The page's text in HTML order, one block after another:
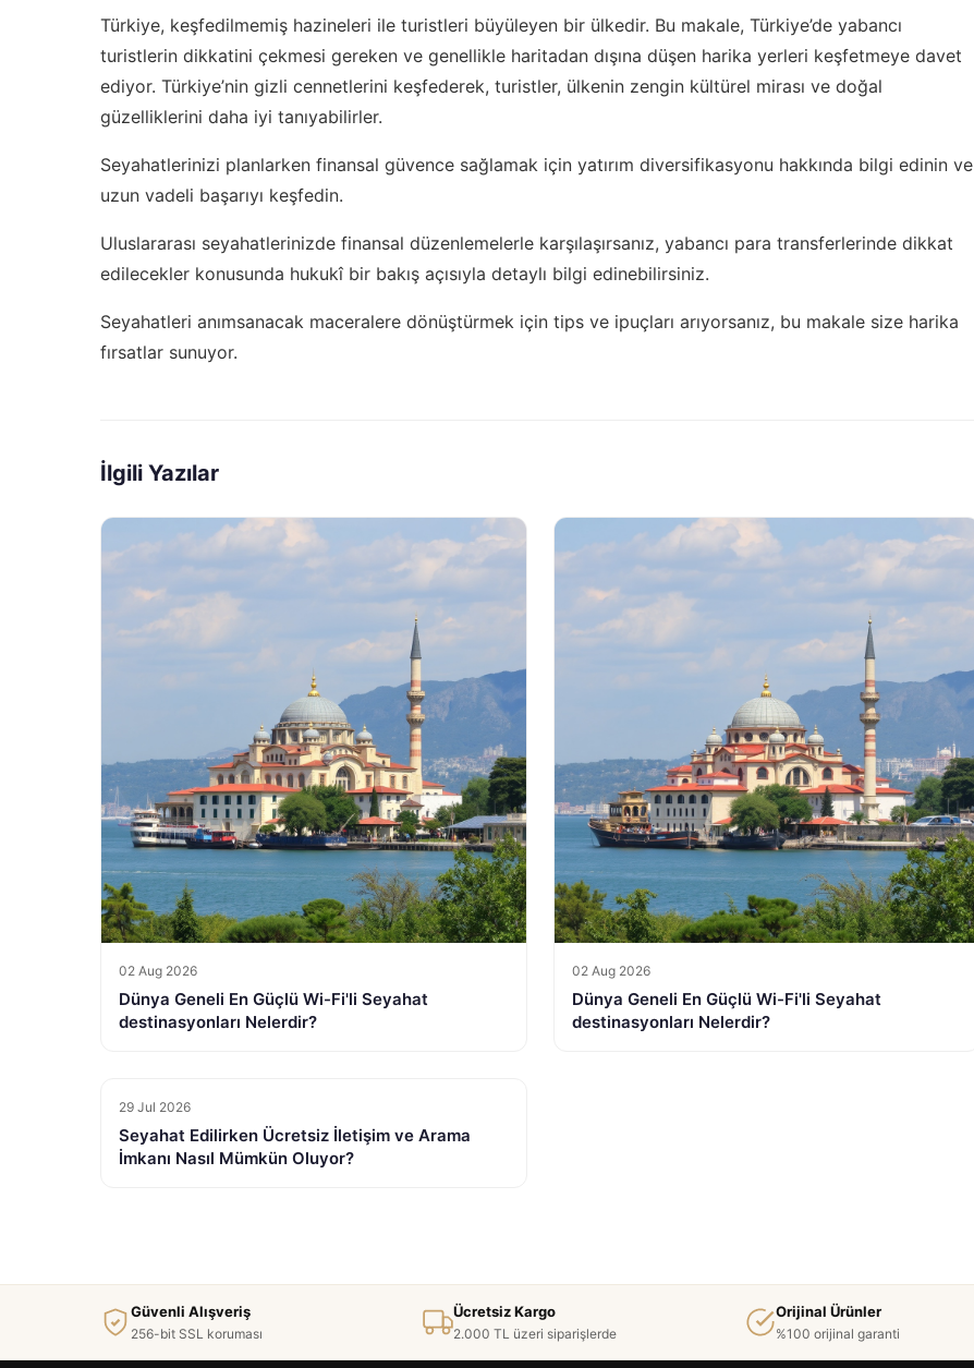
Türkiye, keşfedilmemiş hazineleri ile turistleri büyüleyen bir ülkedir. Bu makale, Türkiye’de yabancı
turistlerin dikkatini çekmesi gereken ve genellikle haritadan dışına düşen harika yerleri keşfetmeye davet
ediyor. Türkiye’nin gizli cennetlerini keşfederek, turistler, ülkenin zengin kültürel mirası ve doğal
güzelliklerini daha iyi tanıyabilirler.
Seyahatlerinizi planlarken finansal güvence sağlamak için yatırım diversifikasyonu hakkında bilgi edinin ve
uzun vadeli başarıyı keşfedin.
Uluslararası seyahatlerinizde finansal düzenlemelerle karşılaşırsanız, yabancı para transferlerinde dikkat
edilecekler konusunda hukukî bir bakış açısıyla detaylı bilgi edinebilirsiniz.
Seyahatleri anımsanacak maceralere dönüştürmek için tips ve ipuçları arıyorsanız, bu makale size harika
fırsatlar sunuyor.
İlgili Yazılar
02 Aug 2026
Dünya Geneli En Güçlü Wi-Fi'li Seyahat
destinasyonları Nelerdir?
02 Aug 2026
Dünya Geneli En Güçlü Wi-Fi'li Seyahat
destinasyonları Nelerdir?
29 Jul 2026
Seyahat Edilirken Ücretsiz İletişim ve Arama
İmkanı Nasıl Mümkün Oluyor?
Güvenli Alışveriş
256-bit SSL koruması
Ücretsiz Kargo
2.000 TL üzeri siparişlerde
Orijinal Ürünler
%100 orijinal garanti